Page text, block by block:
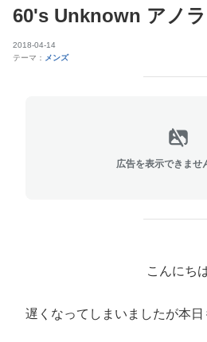
60's Unknown アノ
2018-04-14
テーマ： メンズ
広告を表示できませ
こんにち
遅くなってしまいましたが本日